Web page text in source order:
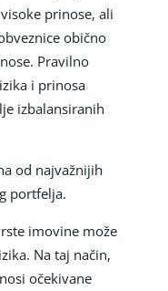
prinose, ali
obično
Pravilno
i prinosa
izbalansiranih
od najvažnijih
portfelja.
imovine može
Na taj način,
očekivane